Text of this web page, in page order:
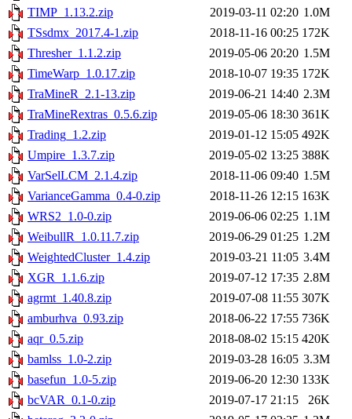
TIMP_1.13.2.zip
2019-03-11 02:20 1.0M
TSsdmx_2017.4-1.zip
2018-11-16 00:25 172K
Thresher_1.1.2.zip
2019-05-06 20:20 1.5M
TimeWarp_1.0.17.zip
2018-10-07 19:35 172K
TraMineR_2.1-13.zip
2019-06-21 14:40 2.3M
TraMineRextras_0.5.6.zip
2019-05-06 18:30 361K
Trading_1.2.zip
2019-01-12 15:05 492K
Umpire_1.3.7.zip
2019-05-02 13:25 388K
VarSelLCM_2.1.4.zip
2018-11-06 09:40 1.5M
VarianceGamma_0.4-0.zip
2018-11-26 12:15 163K
WRS2_1.0-0.zip
2019-06-06 02:25 1.1M
WeibullR_1.0.11.7.zip
2019-06-29 01:25 1.2M
WeightedCluster_1.4.zip
2019-03-21 11:05 3.4M
XGR_1.1.6.zip
2019-07-12 17:35 2.8M
agrmt_1.40.8.zip
2019-07-08 11:55 307K
amburhva_0.93.zip
2018-06-22 17:55 736K
aqr_0.5.zip
2018-08-02 15:15 420K
bamlss_1.0-2.zip
2019-03-28 16:05 3.3M
basefun_1.0-5.zip
2019-06-20 12:30 133K
bcVAR_0.1-0.zip
2019-07-17 21:15
26K